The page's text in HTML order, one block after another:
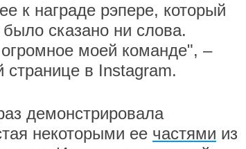
к награде рэпере, который
сказано ни слова.
моей команде", –
в Instagram.
демонстрировала
некоторыми ее частями из